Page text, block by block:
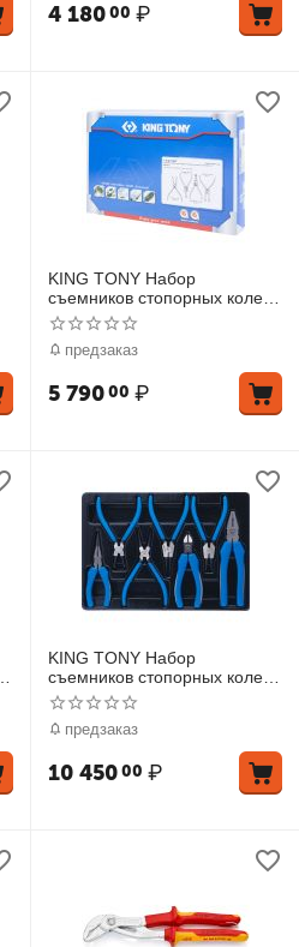
4 18000 ₽
KING TONY Набор
съемников стопорных колец,
ложемент, 4 предмета
предзаказ
5 79000 ₽
KING TONY Набор
съемников стопорных колец,
пассатижей и бокорезов,
ложемент, 7 предметов
предзаказ
10 45000 ₽